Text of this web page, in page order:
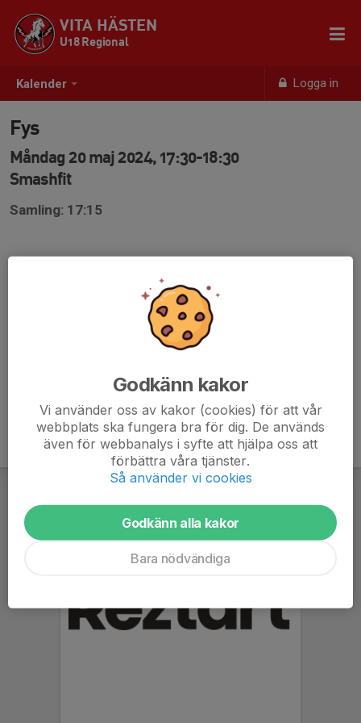
Kalender Logga in
VITA HÄSTEN
U18 Regional
Fys
Måndag 20 maj 2024, 17:30-18:30
Smashfit
Samling: 17:15
Godkänn kakor
Vi använder oss av kakor (cookies) för att vår
webbplats ska fungera bra för dig. De används
även för webbanalys i syfte att hjälpa oss att
förbättra våra tjänster.
Så använder vi cookies
Godkänn alla kakor
Bara nödvändiga